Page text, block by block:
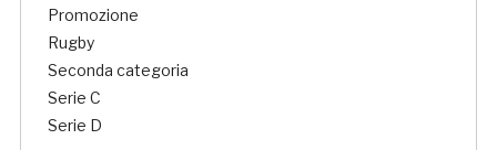
Promozione
Rugby
Seconda categoria
Serie C
Serie D